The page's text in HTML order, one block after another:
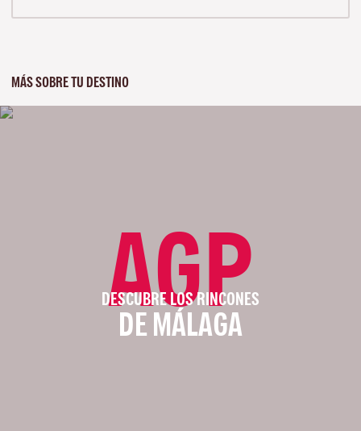
MÁS SOBRE TU DESTINO
AGP
DESCUBRE LOS RINCONES
DE MÁLAGA